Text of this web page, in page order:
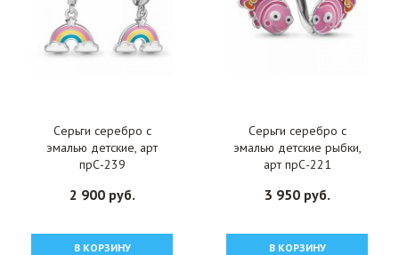
Серьги серебро с
эмалью детские, арт
прС-239
2 900 руб.
В КОРЗИНУ
Серьги серебро с
эмалью детские рыбки,
арт прС-221
3 950 руб.
В КОРЗИНУ